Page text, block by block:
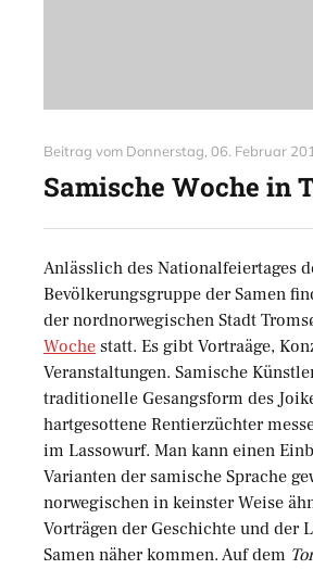
Beitrag vom Donnerstag, 06. Februar
Samische Woche in
Anlässlich des Nationalfeiertages
Bevölkerungsgruppe der Samen
der nordnorwegischen Stadt
Woche statt. Es gibt Vortraäge,
Veranstaltungen. Samische
traditionelle Gesangsform des
hartgesottene Rentierzüchter
im Lassowurf. Man kann einen
Varianten der samische Sprache
norwegischen in keinster Weise
Vorträgen der Geschichte und der
Samen näher kommen. Auf dem